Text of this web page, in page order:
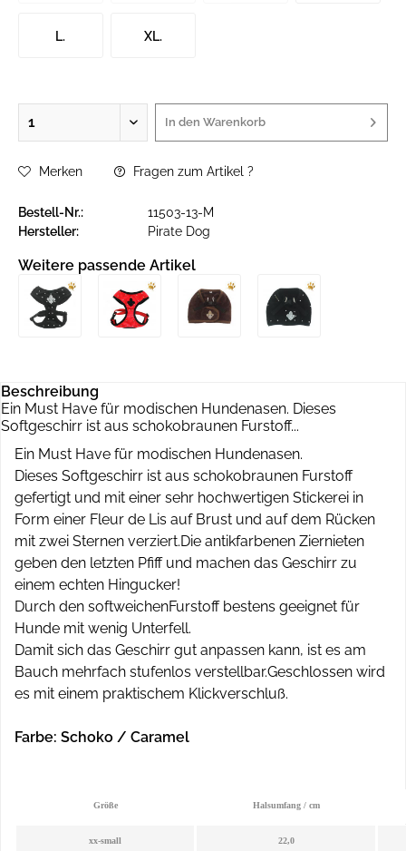
L. XL.
In den Warenkorb
Merken Fragen zum Artikel ?
Bestell-Nr.:
11503-13-M
Hersteller:
Pirate Dog
Weitere passende Artikel
Beschreibung
Ein Must Have für modischen Hundenasen. Dieses
Softgeschirr ist aus schokobraunen Furstoff...
Ein Must Have für modischen Hundenasen.
Dieses Softgeschirr ist aus schokobraunen Furstoff
gefertigt und mit einer sehr hochwertigen Stickerei in
Form einer Fleur de Lis auf Brust und auf dem Rücken
mit zwei Sternen verziert.Die antikfarbenen Ziernieten
geben den letzten Pfiff und machen das Geschirr zu
einem echten Hingucker!
Durch den softweichenFurstoff bestens geeignet für
Hunde mit wenig Unterfell.
Damit sich das Geschirr gut anpassen kann, ist es am
Bauch mehrfach stufenlos verstellbar.Geschlossen wird
es mit einem praktischem Klickverschluß.
Farbe: Schoko / Caramel
Größe Halsumfang / cm
xx-small 22,0